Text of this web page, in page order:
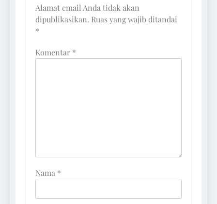
Alamat email Anda tidak akan
dipublikasikan. Ruas yang wajib ditandai
*
Komentar *
Nama *